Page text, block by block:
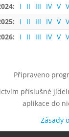
I II III IV V
I II III IV V
I II III IV V
Připraveno
příslušné
aplikace do
Zásady